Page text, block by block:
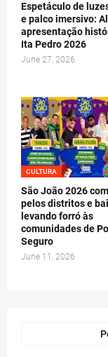
Espetáculo de
e palco imersivo:
apresentação
Ita Pedro 2026
June 27, 2026
CULTURA
São João 2026
pelos distritos e
levando forró às
comunidades de
Seguro
June 11, 2026